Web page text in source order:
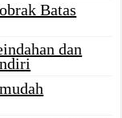
Batas
dan